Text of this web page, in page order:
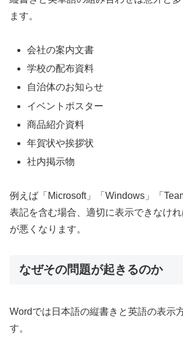
ます。
会社の案内文書
学校の配布資料
自治体のお知らせ
イベントポスター
商品紹介資料
年賀状や挨拶状
社内掲示物
例えば「Microsoft」「Windows」「
表記を含む場合、適切に表示できなけ
が悪くなります。
なぜその問題が起きるのか
Wordでは日本語の縦書きと英語の表示
す。